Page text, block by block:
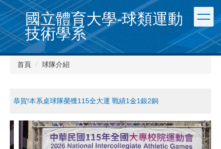
跳
到
主
要
內
國立體育大學-球類運動
技術學系
首頁 球隊介紹
恭賀!本系桌球隊榮獲115全大運 戰績1金1銀2銅